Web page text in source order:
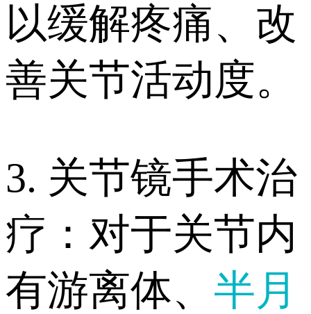
以缓解疼痛、改
善关节活动度。
3. 关节镜手术治
疗：对于关节内
有游离体、 半月